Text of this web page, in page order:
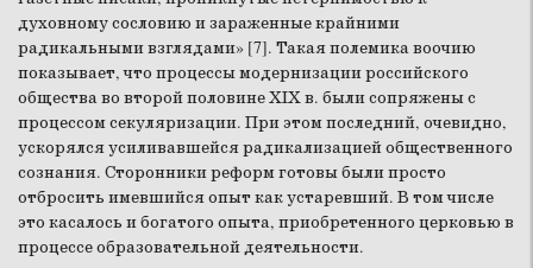
духовному сословию и зараженные крайними
радикальными взглядами» [7]. Такая полемика воочию
показывает, что процессы модернизации российского
общества во второй половине ХІХ в. были сопряжены с
процессом секуляризации. При этом последний, очевидно,
ускорялся усиливавшейся радикализацией общественного
сознания. Сторонники реформ готовы были просто
отбросить имевшийся опыт как устаревший. В том числе
это касалось и богатого опыта, приобретенного церковью в
процессе образовательной деятельности.